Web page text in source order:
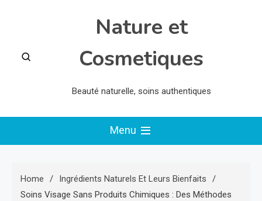
Nature et
Cosmetiques
Beauté naturelle, soins authentiques
Menu
Home
Ingrédients Naturels Et Leurs Bienfaits
Soins Visage Sans Produits Chimiques : Des Méthodes